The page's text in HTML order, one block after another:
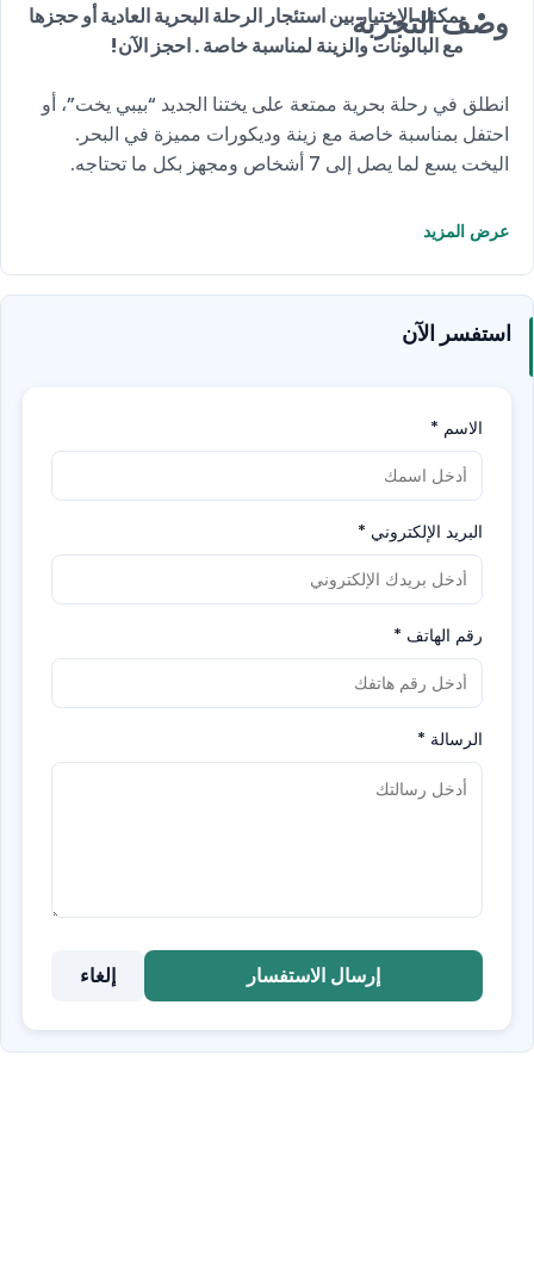
يمكنك الإختيار بين استئجار الرحلة البحرية العادية أو حجزها
مع البالونات والزينة لمناسبة خاصة . احجز الآن!
وصف التجربة
انطلق في رحلة بحرية ممتعة على يختنا الجديد “بيبي يخت”، أو
احتفل بمناسبة خاصة مع زينة وديكورات مميزة في البحر.
اليخت يسع لما يصل إلى 7 أشخاص ومجهز بكل ما تحتاجه.
عرض المزيد
استفسر الآن
الاسم *
البريد الإلكتروني *
رقم الهاتف *
الرسالة *
إرسال الاستفسار إلغاء